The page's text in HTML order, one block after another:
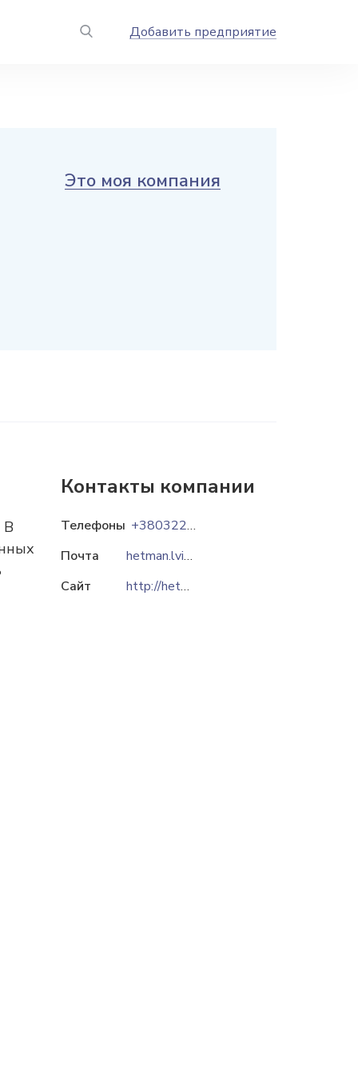
Добавить предприятие
Это моя компания
В
Контакты компании
Телефоны
+380322407505
Почта
hetman.lviv@gmail.com
Сайт
http://hetman.ua